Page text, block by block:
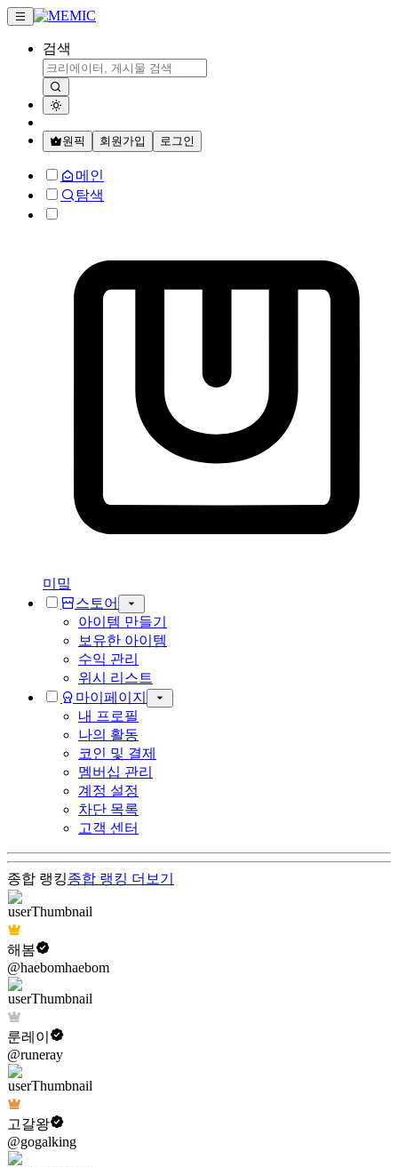
검색
원픽 회원가입 로그인
메인
탐색
미밐
스토어
아이템 만들기
보유한 아이템
수익 관리
위시 리스트
마이페이지
내 프로필
나의 활동
코인 및 결제
멤버십 관리
계정 설정
차단 목록
고객 센터
종합 랭킹종합 랭킹 더보기
해봄
@haebomhaebom
룬레이
@runeray
고갈왕
@gogalking